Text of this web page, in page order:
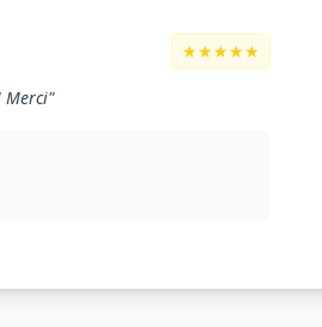
★★★★★
Merci"